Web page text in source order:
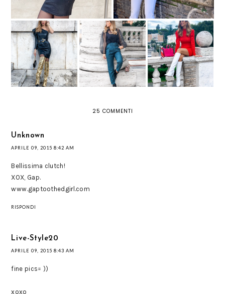
UN LOOK STRONG
CON VESTITO DI
PELLE E STIVALI
ORO
PANTALONI: DUE
MODELLI DA NON
PERDERE
QUEST'INVERNO
3 LOOK PER
AFFRONTARE
L'AUTUNNO CON
STILE GRAZIE A
LILY LULU
25 COMMENTI
Unknown
APRILE 09, 2015 8:42 AM
Bellissima clutch!
XOX, Gap.
www.gaptoothedgirl.com
RISPONDI
Live-Style20
APRILE 09, 2015 8:43 AM
fine pics= ))
xoxo